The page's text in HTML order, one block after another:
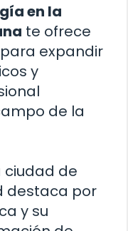
en la
te ofrece
expandir
y
de la
ciudad de
destaca por
y su